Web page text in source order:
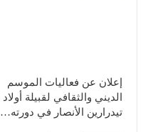
إعلان عن فعاليات الموسم
الديني والثقافي لقبيلة أولاد
تيدرارين الأنصار في دورته…